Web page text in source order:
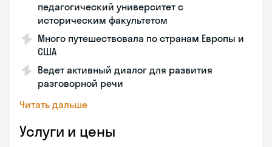
педагогический университет с
историческим факультетом
Много путешествовала по странам Европы и
США
Ведет активный диалог для развития
разговорной речи
Читать дальше
Услуги и цены